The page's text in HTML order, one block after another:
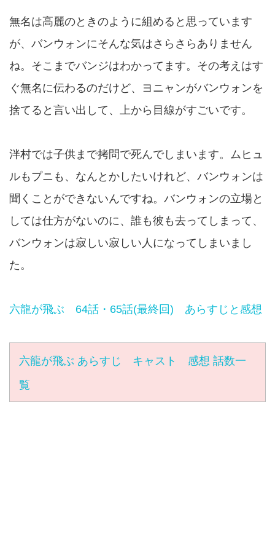
無名は高麗のときのように組めると思っています
が、バンウォンにそんな気はさらさらありません
ね。そこまでバンジはわかってます。その考えはす
ぐ無名に伝わるのだけど、ヨニャンがバンウォンを
捨てると言い出して、上から目線がすごいです。
泮村では子供まで拷問で死んでしまいます。ムヒュ
ルもプニも、なんとかしたいけれど、バンウォンは
聞くことができないんですね。バンウォンの立場と
しては仕方がないのに、誰も彼も去ってしまって、
バンウォンは寂しい寂しい人になってしまいまし
た。
六龍が飛ぶ 64話・65話(最終回) あらすじと感想
六龍が飛ぶ あらすじ キャスト 感想 話数一
覧